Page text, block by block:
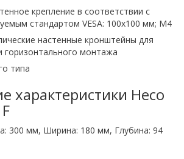
крепление в соответствии с
стандартом VESA: 100x100 мм; M4
настенные кронштейны для
горизонтального монтажа
типа
характеристики Heco
300 мм, Ширина: 180 мм, Глубина: 94